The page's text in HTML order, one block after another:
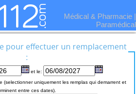
Médical & Pharmacie |
Paramédical
pour effectuer un remplacement
:
et le:
entre ces dates).